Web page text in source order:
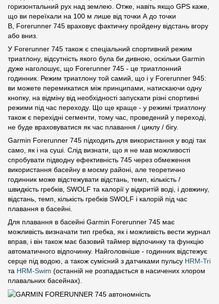
горизонтальний рух над землею. Отже, навіть якщо GPS каже,
що ви переїхали на 100 м лише від точки А до точки
В, Forerunner 745 враховує фактичну пройдену відстань вгору
або вниз.
У Forerunner 745 також є спеціальний спортивний режим
триатлону, відсутність якого була би дивною, оскільки Garmin
дуже наголошує, що Forerunner 745 - це триатлонний
годинник. Режим триатлону той самий, що і у Forerunner 945:
ви можете перемикатися між принципами, натискаючи одну
кнопку, на відміну від необхідності запускати різні спортивні
режими під час переходу. Що ще краще - у режимі триатлону
також є перехідні сегменти, тому час, проведений у переході,
не буде враховуватися як час плавання / циклу / бігу.
Garmin Forerunner 745 підходить для використання у воді так
само, як і на суші. Слід визнати, що я не мав можливості
спробувати підводну ефективність 745 через обмеження
використання басейну в моєму районі, але теоретично
годинник може відстежувати відстань, темп, кількість /
швидкість гребків, SWOLF та калорії у відкритій воді, і довжину,
відстань, темп, кількість гребків SWOLF і калорій під час
плавання в басейні.
Для плавання в басейні Garmin Forerunner 745 має
можливість визначати тип гребка, як і можливість вести журнал
вправ, і він також має базовий таймер відпочинку та функцію
автоматичного відпочинку. Найголовніше - годинник відстежує
серце під водою, а також сумісний з датчиками пульсу HRM-Tri
та HRM-Swim (останній не розпадається в насичених хлором
плавальних басейнах).